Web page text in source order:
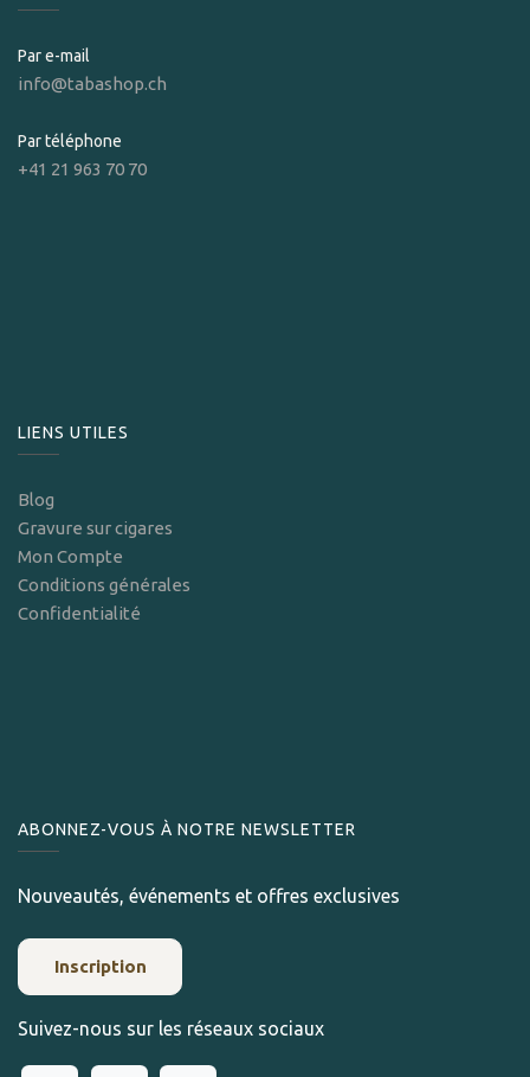
Par e-mail
info@tabashop.ch
Par téléphone
+41 21 963 70 70
LIENS UTILES
Blog
Gravure sur cigares
Mon Compte
Conditions générales
Confidentialité
ABONNEZ-VOUS À NOTRE NEWSLETTER
Nouveautés, événements et offres exclusives
Inscription
Suivez-nous sur les réseaux sociaux